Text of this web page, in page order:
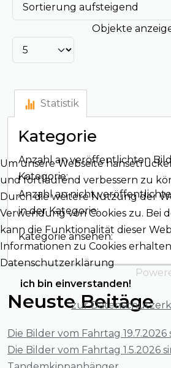
Objekte
Statistik
Kategorie
Anzahl an veröffentlichten
Kategorie:
Anzahl an nicht
in der Kategorie:
Kategorie ansehen:
Neuste Beitäge
Die Bilder vom Fahrtag 19.7.2026
Die Bilder vom Fahrtag 1.5.2026
Um unsere Webseite
und fortlaufend verbessern zu
Durch die weitere Nutzung der
Verwendung von Cookies zu. Bei
kann die Funktionalität dieser
Informationen zu Cookies
Datenschutzerklärung
ich bin einverstanden!
zur